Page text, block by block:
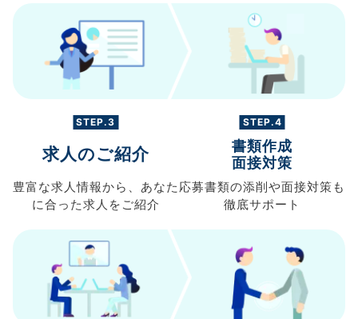
STEP.3
求人のご紹介
豊富な求人情報から、 あなた
に合った求人を ご紹介
STEP.4
書類作成
面接対策
応募書類の添削や面接対策も
徹底サポート